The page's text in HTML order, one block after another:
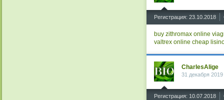
Регистрация: 23.10.2018
buy zithromax online
valtrex online cheap
CharlesAlige
31 декабря
Регистрация: 10.07.2018